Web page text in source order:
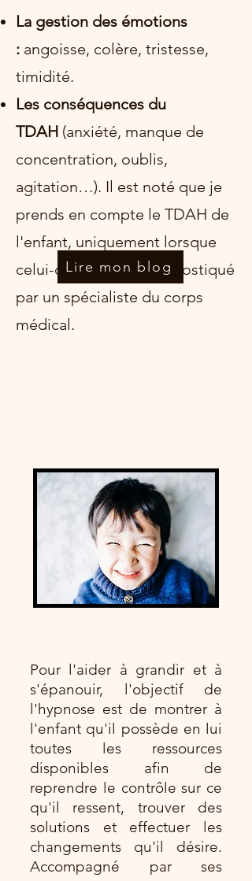
La gestion des émotions
: angoisse, colère, tristesse,
timidité.
Les conséquences du
TDAH (anxiété, manque de
concentration, oublis,
agitation…). Il est noté que je
prends en compte le TDAH de
l'enfant, uniquement lorsque
celui-ci a déjà été diagnostiqué
par un spécialiste du corps
médical.
Lire mon blog
Pour l'aider à grandir et à
s'épanouir, l'objectif de
l'hypnose est de montrer à
l'enfant qu'il possède en lui
toutes les ressources
disponibles afin de
reprendre le contrôle sur ce
qu'il ressent, trouver des
solutions et effectuer les
changements qu'il désire.
Accompagné par ses